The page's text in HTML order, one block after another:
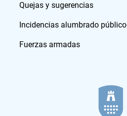
Quejas y sugerencias
Incidencias alumbrado público
Fuerzas armadas